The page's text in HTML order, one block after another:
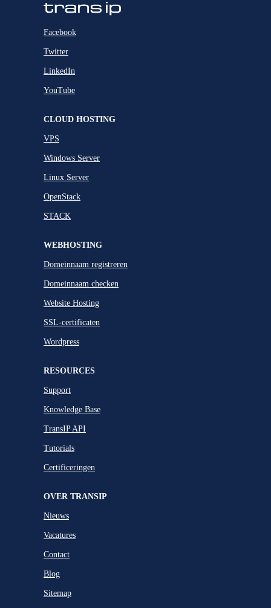
Facebook
Twitter
LinkedIn
YouTube
CLOUD HOSTING
VPS
Windows Server
Linux Server
OpenStack
STACK
WEBHOSTING
Domeinnaam registreren
Domeinnaam checken
Website Hosting
SSL-certificaten
Wordpress
RESOURCES
Support
Knowledge Base
TransIP API
Tutorials
Certificeringen
OVER TRANSIP
Nieuws
Vacatures
Contact
Blog
Sitemap